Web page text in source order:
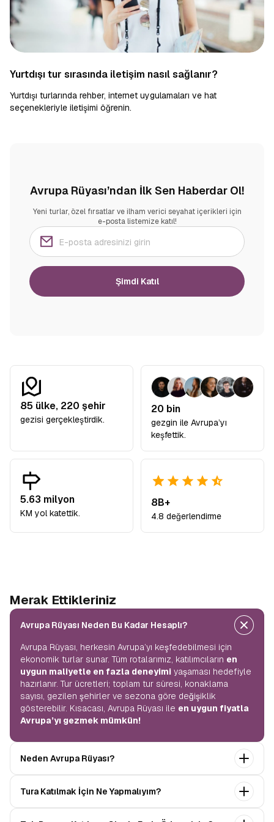
Yurtdışı tur sırasında iletişim nasıl sağlanır?
Yurtdışı turlarında rehber, internet uygulamaları ve hat
seçenekleriyle iletişimi öğrenin.
Avrupa Rüyası’ndan İlk Sen Haberdar Ol!
Yeni turlar, özel fırsatlar ve ilham verici seyahat içerikleri için
e-posta listemize katıl!
Şimdi Katıl
85 ülke, 220 şehir
gezisi gerçekleştirdik.
20 bin
gezgin ile Avrupa’yı
keşfettik.
5.63 milyon
KM yol katettik.
8B+
4.8 değerlendirme
Merak Ettikleriniz
Avrupa Rüyası Neden Bu Kadar Hesaplı?
Avrupa Rüyası, herkesin Avrupa’yı keşfedebilmesi için
ekonomik turlar sunar. Tüm rotalarımız, katılımcıların en
uygun maliyetle en fazla deneyimi yaşaması hedefiyle
hazırlanır. Tur ücretleri; toplam tur süresi, konaklama
sayısı, gezilen şehirler ve sezona göre değişiklik
gösterebilir. Kısacası, Avrupa Rüyası ile en uygun fiyatla
Avrupa’yı gezmek mümkün!
Neden Avrupa Rüyası?
birçok ülkeyi keşfedin! Ekstra tur ücreti yok, tüm geziler
fiyata dahil.Profesyonel kokartlı rehberler,konforlu
ile Avrupa’yı en keyifli
Tura Katılmak İçin Ne Yapmalıyım?